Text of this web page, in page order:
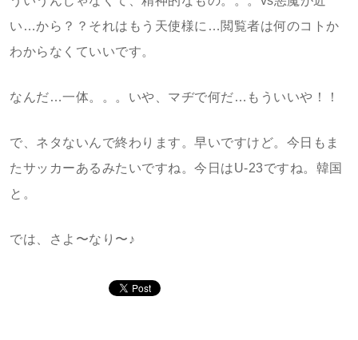
い…から？？それはもう天使様に…閲覧者は何のコトか
わからなくていいです。
なんだ…一体。。。いや、マヂで何だ…もういいや！！
で、ネタないんで終わります。早いですけど。今日もま
たサッカーあるみたいですね。今日はU-23ですね。韓国
と。
では、さよ〜なり〜♪